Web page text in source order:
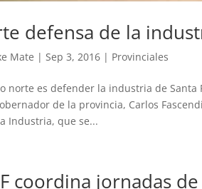
defensa de la
Mate |Sep 3, 2016 | Provinciales
norte es defender la industria de
de la provincia, Carlos
Industria, que se...
coordina jornadas